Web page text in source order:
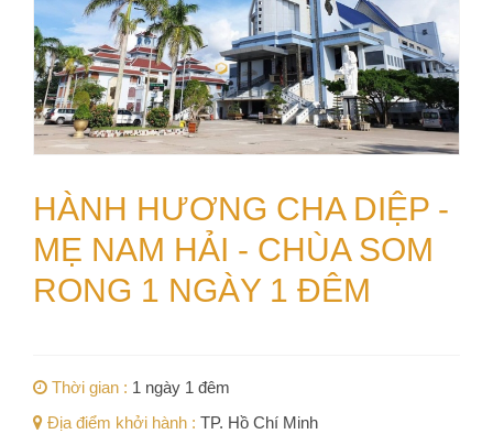
HÀNH HƯƠNG CHA DIỆP -
MẸ NAM HẢI - CHÙA SOM
RONG 1 NGÀY 1 ĐÊM
Thời gian : 1 ngày 1 đêm
Địa điểm khởi hành : TP. Hồ Chí Minh